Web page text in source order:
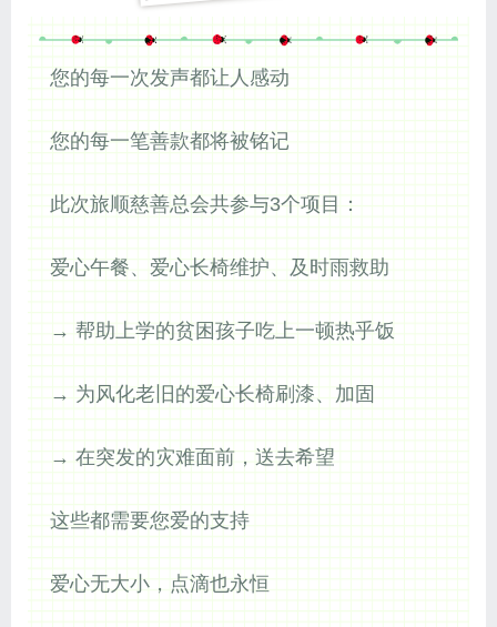
您的每一次发声都让人感动
您的每一笔善款都将被铭记
此次旅顺慈善总会共参与3个项目：
爱心午餐、爱心长椅维护、及时雨救助
→ 帮助上学的贫困孩子吃上一顿热乎饭
→ 为风化老旧的爱心长椅刷漆、加固
→ 在突发的灾难面前，送去希望
这些都需要您爱的支持
爱心无大小，点滴也永恒